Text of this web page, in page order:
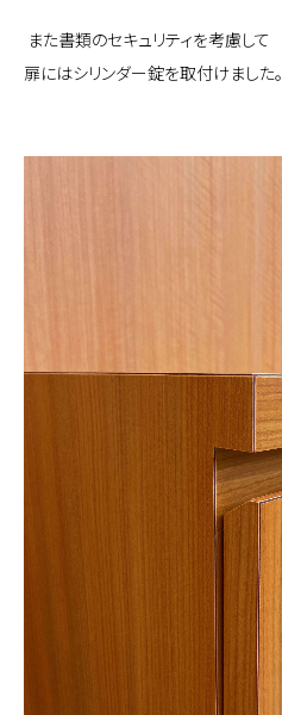
また書類のセキュリティを考慮して
扉にはシリンダー錠を取付けました。